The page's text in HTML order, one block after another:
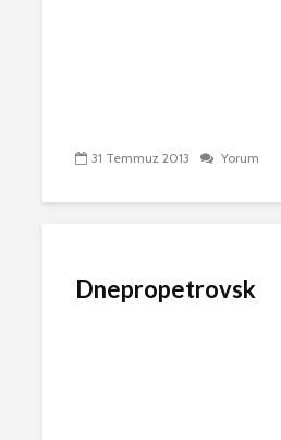
31 Temmuz 2013 Yorum
Dnepropetrovsk